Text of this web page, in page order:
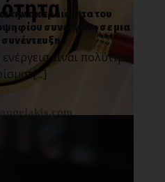
την ακεραιότητα του
συνεργάτη σε μια
είναι πολύτιμα